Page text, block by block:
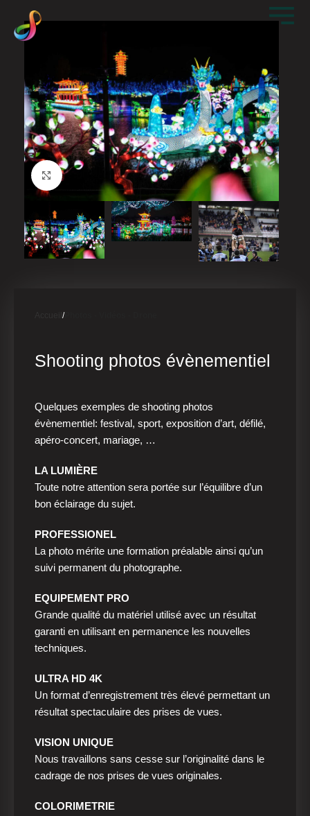
Visualiser
Photos - Vidéos - Drone
Shooting photos évènementiel
Quelques exemples de shooting photos
évènementiel: festival, sport, exposition d’art, défilé,
apéro-concert, mariage, …
LA LUMIÈRE
Toute notre attention sera portée sur l’équilibre d’un
bon éclairage du sujet.
PROFESSIONEL
La photo mérite une formation préalable ainsi qu’un
suivi permanent du photographe.
EQUIPEMENT PRO
Grande qualité du matériel utilisé avec un résultat
garanti en utilisant en permanence les nouvelles
techniques.
ULTRA HD 4K
Un format d’enregistrement très élevé permettant un
résultat spectaculaire des prises de vues.
VISION UNIQUE
Nous travaillons sans cesse sur l’originalité dans le
cadrage de nos prises de vues originales.
COLORIMETRIE